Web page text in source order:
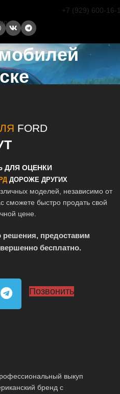
+7 (929) 600-16-
FORD
ДЛЯ ОЦЕНКИ
ДОРОЖЕ ДРУГИХ
моделей, независимо от
сможете быстро продать свой
цене.
решения, предоставим
бесплатно.
Позвонить
выкуп
бренд с